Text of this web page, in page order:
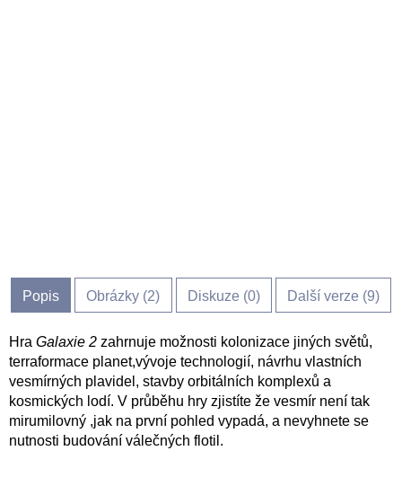
Popis Obrázky (2) Diskuze (0) Další verze (9)
Hra Galaxie 2 zahrnuje možnosti kolonizace jiných světů,
terraformace planet,vývoje technologií, návrhu vlastních
vesmírných plavidel, stavby orbitálních komplexů a
kosmických lodí. V průběhu hry zjistíte že vesmír není tak
mirumilovný ,jak na první pohled vypadá, a nevyhnete se
nutnosti budování válečných flotil.